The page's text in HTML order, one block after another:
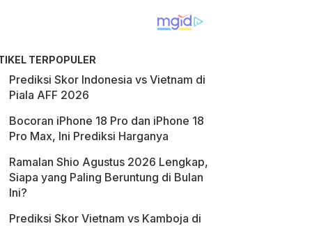
TERPOPULER
Prediksi Skor Indonesia vs Vietnam di
Piala AFF 2026
Bocoran iPhone 18 Pro dan iPhone 18
Pro Max, Ini Prediksi Harganya
Ramalan Shio Agustus 2026 Lengkap,
Siapa yang Paling Beruntung di Bulan
Ini?
Prediksi Skor Vietnam vs Kamboja di